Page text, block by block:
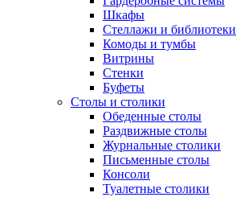
Шкафы
Стеллажи и библиотеки
Комоды и тумбы
Витрины
Стенки
Буфеты
Столы и столики
Обеденные столы
Раздвижные столы
Журнальные столики
Письменные столы
Консоли
Туалетные столики